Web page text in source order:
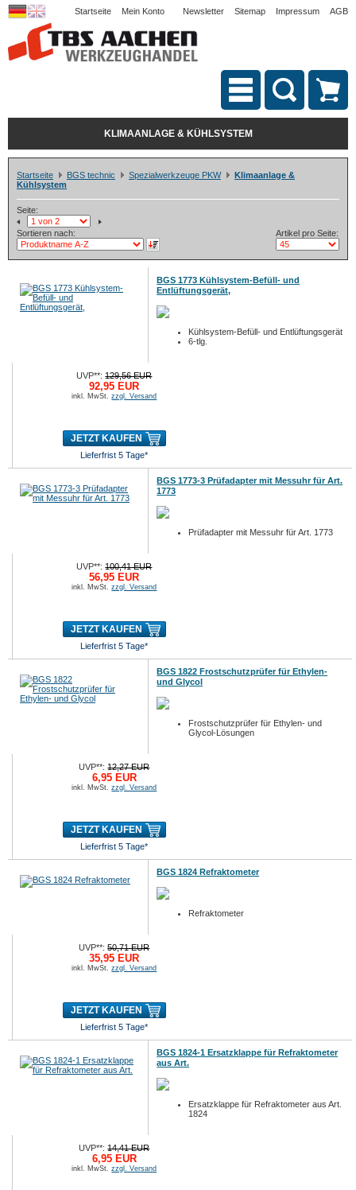
Startseite Mein Konto Newsletter Sitemap Impressum AGB
KLIMAANLAGE & KÜHLSYSTEM
Startseite BGS technic Spezialwerkzeuge PKW
Klimaanlage &
Kühlsystem
Seite:
Sortieren nach: Artikel pro Seite:
BGS 1773 Kühlsystem-Befüll- und
Entlüftungsgerät,
Kühlsystem-Befüll- und Entlüftungsgerät
6-tlg.
UVP**:129,56 EUR
92,95 EUR
inkl. MwSt.zzgl. Versand
JETZT KAUFEN
Lieferfrist 5 Tage*
BGS 1773-3 Prüfadapter mit Messuhr für Art.
1773
Prüfadapter mit Messuhr für Art. 1773
UVP**:100,41 EUR
56,95 EUR
inkl. MwSt.zzgl. Versand
JETZT KAUFEN
Lieferfrist 5 Tage*
BGS 1822 Frostschutzprüfer für Ethylen-
und Glycol
Frostschutzprüfer für Ethylen- und
Glycol-Lösungen
UVP**:12,27 EUR
6,95 EUR
inkl. MwSt.zzgl. Versand
JETZT KAUFEN
Lieferfrist 5 Tage*
BGS 1824 Refraktometer
Refraktometer
UVP**:50,71 EUR
35,95 EUR
inkl. MwSt.zzgl. Versand
JETZT KAUFEN
Lieferfrist 5 Tage*
BGS 1824-1 Ersatzklappe für Refraktometer
aus Art.
Ersatzklappe für Refraktometer aus Art.
1824
UVP**:14,41 EUR
6,95 EUR
inkl. MwSt.zzgl. Versand